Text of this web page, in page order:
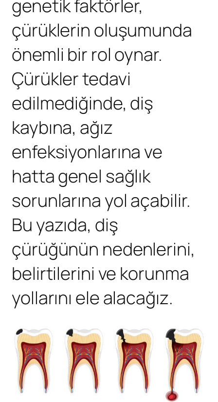
genetik faktörler,
çürüklerin oluşumunda
önemli bir rol oynar.
Çürükler tedavi
edilmediğinde, diş
kaybına, ağız
enfeksiyonlarına ve
hatta genel sağlık
sorunlarına yol açabilir.
Bu yazıda, diş
çürüğünün nedenlerini,
belirtilerini ve korunma
yollarını ele alacağız.